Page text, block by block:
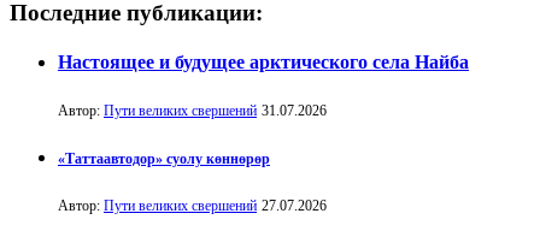
Последние публикации:
Настоящее и будущее арктического села Найба
Автор: Пути великих свершений 31.07.2026
«Таттаавтодор» суолу көннөрөр
Автор: Пути великих свершений 27.07.2026